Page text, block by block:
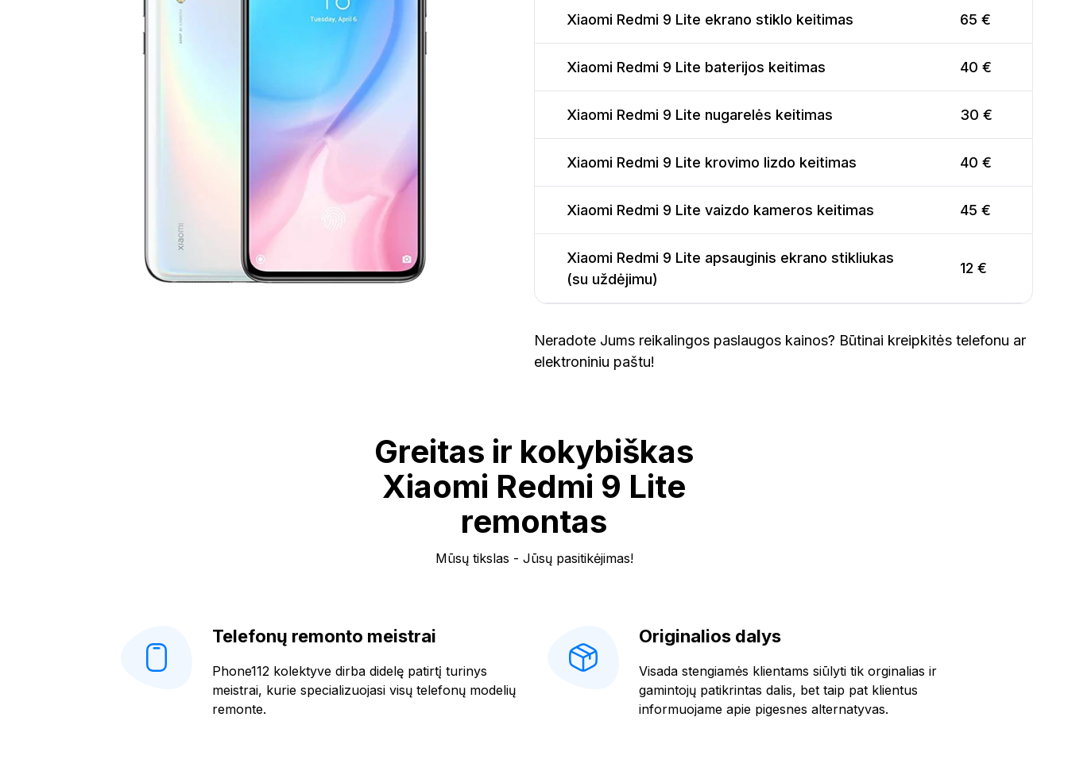
Xiaomi Redmi 9 Lite ekrano stiklo keitimas 65 €
Xiaomi Redmi 9 Lite baterijos keitimas 40 €
Xiaomi Redmi 9 Lite nugarelės keitimas 30 €
Xiaomi Redmi 9 Lite krovimo lizdo keitimas 40 €
Xiaomi Redmi 9 Lite vaizdo kameros keitimas 45 €
Xiaomi Redmi 9 Lite apsauginis ekrano stikliukas
(su uždėjimu)
12 €
Neradote Jums reikalingos paslaugos kainos? Būtinai kreipkitės telefonu ar
elektroniniu paštu!
Greitas ir kokybiškas
Xiaomi Redmi 9 Lite
remontas
Mūsų tikslas - Jūsų pasitikėjimas!
Telefonų remonto meistrai
Phone112 kolektyve dirba didelę patirtį turinys
meistrai, kurie specializuojasi visų telefonų modelių
remonte.
Originalios dalys
Visada stengiamės klientams siūlyti tik orginalias ir
gamintojų patikrintas dalis, bet taip pat klientus
informuojame apie pigesnes alternatyvas.